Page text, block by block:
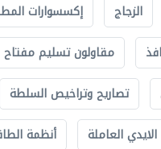
الزجاج إكسسوارات
مقاولون تسليم مفتاح
تصاريح وتراخيص السلطة
الايدي العاملة أنظمة